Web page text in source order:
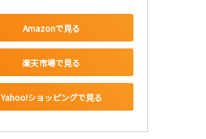
Amazonで見る
楽天市場で見る
Yahoo!ショッピングで見る